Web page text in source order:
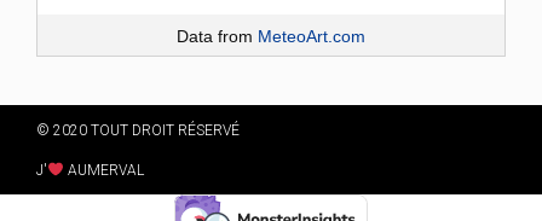
Data from MeteoArt.com
© 2020 TOUT DROIT RÉSERVÉ
J' AUMERVAL